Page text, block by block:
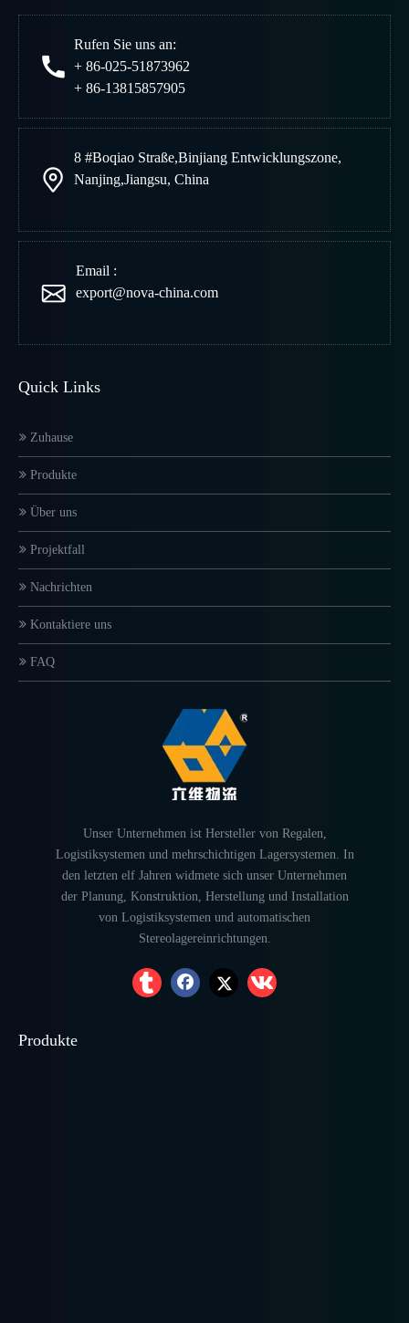
Rufen Sie uns an:
+ 86-025-51873962
+ 86-13815857905
8 #Boqiao Straße,Binjiang Entwicklungszone,
Nanjing,Jiangsu, China
Email :
export@nova-china.com
Quick Links
Zuhause
Produkte
Über uns
Projektfall
Nachrichten
Kontaktiere uns
FAQ
Unser Unternehmen ist Hersteller von Regalen,
Logistiksystemen und mehrschichtigen Lagersystemen. In
den letzten elf Jahren widmete sich unser Unternehmen
der Planung, Konstruktion, Herstellung und Installation
von Logistiksystemen und automatischen
Stereolagereinrichtungen.
Produkte